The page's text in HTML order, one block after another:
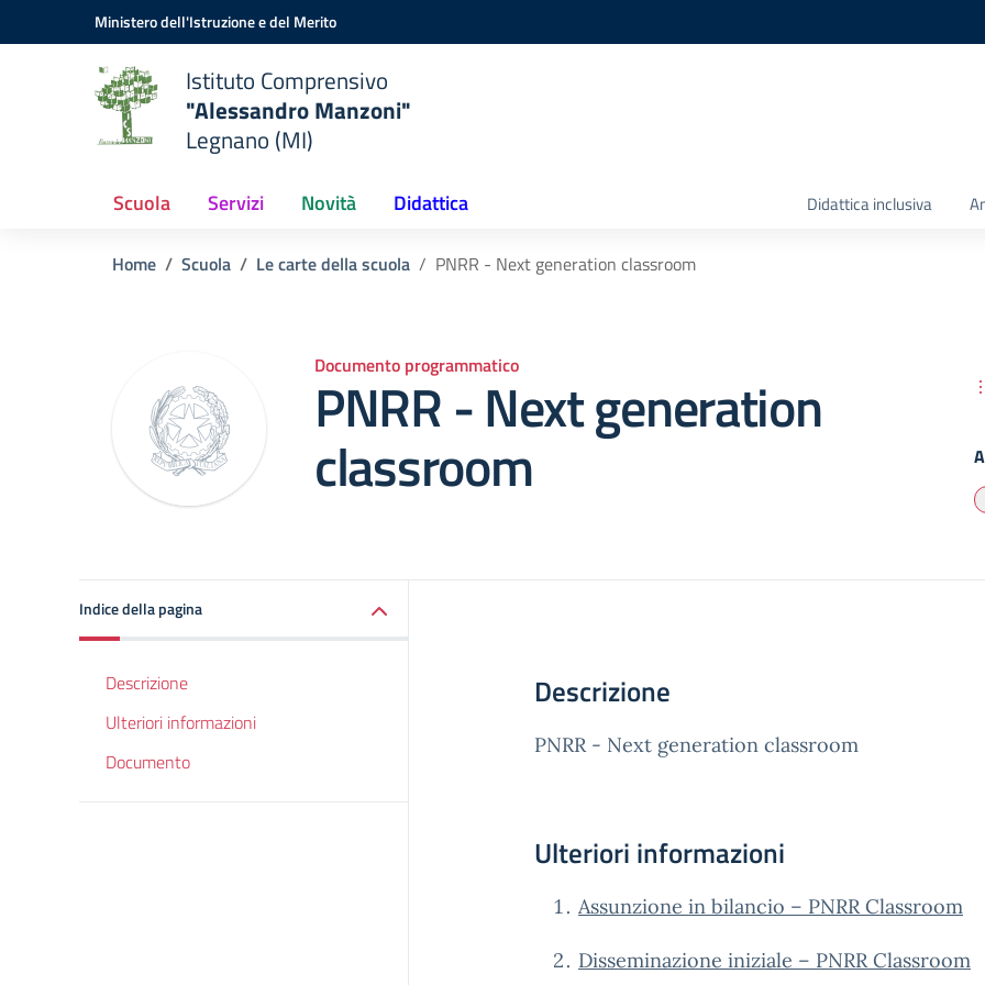
Vai ai contenuti
Vai al menu di navigazioneMinistero dell'Istruzione e del Merito
Istituto Comprensivo
"Alessandro Manzoni"
Legnano (MI)
Scuola Servizi Novità Didattica Didattica inclusiva
Home Scuola Le carte della scuola PNRR - Next generation classroom
Documento programmatico
PNRR - Next generation
classroom
Indice della pagina
Descrizione
Ulteriori informazioni
Documento
Descrizione
PNRR - Next generation classroom
Ulteriori informazioni
Assunzione in bilancio – PNRR Classroom
Disseminazione iniziale – PNRR Classroom